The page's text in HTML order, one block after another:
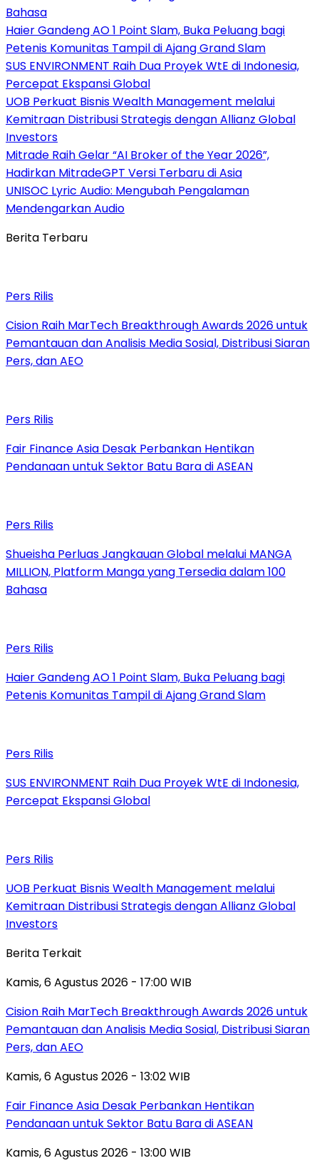
Bahasa
Haier Gandeng AO 1 Point Slam, Buka Peluang bagi
Petenis Komunitas Tampil di Ajang Grand Slam
SUS ENVIRONMENT Raih Dua Proyek WtE di Indonesia,
Percepat Ekspansi Global
UOB Perkuat Bisnis Wealth Management melalui
Kemitraan Distribusi Strategis dengan Allianz Global
Investors
Mitrade Raih Gelar “AI Broker of the Year 2026”,
Hadirkan MitradeGPT Versi Terbaru di Asia
UNISOC Lyric Audio: Mengubah Pengalaman
Mendengarkan Audio
Berita Terbaru
Pers Rilis
Cision Raih MarTech Breakthrough Awards 2026 untuk
Pemantauan dan Analisis Media Sosial, Distribusi Siaran
Pers, dan AEO
Pers Rilis
Fair Finance Asia Desak Perbankan Hentikan
Pendanaan untuk Sektor Batu Bara di ASEAN
Pers Rilis
Shueisha Perluas Jangkauan Global melalui MANGA
MILLION, Platform Manga yang Tersedia dalam 100
Bahasa
Pers Rilis
Haier Gandeng AO 1 Point Slam, Buka Peluang bagi
Petenis Komunitas Tampil di Ajang Grand Slam
Pers Rilis
SUS ENVIRONMENT Raih Dua Proyek WtE di Indonesia,
Percepat Ekspansi Global
Pers Rilis
UOB Perkuat Bisnis Wealth Management melalui
Kemitraan Distribusi Strategis dengan Allianz Global
Investors
Berita Terkait
Kamis, 6 Agustus 2026 - 17:00 WIB
Cision Raih MarTech Breakthrough Awards 2026 untuk
Pemantauan dan Analisis Media Sosial, Distribusi Siaran
Pers, dan AEO
Kamis, 6 Agustus 2026 - 13:02 WIB
Fair Finance Asia Desak Perbankan Hentikan
Pendanaan untuk Sektor Batu Bara di ASEAN
Kamis, 6 Agustus 2026 - 13:00 WIB